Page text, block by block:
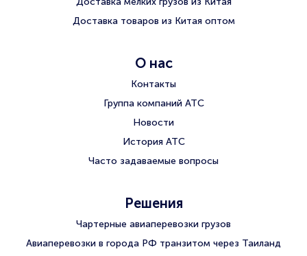
Доставка товаров из Китая оптом
О нас
Контакты
Группа компаний АТС
Новости
История АТС
Часто задаваемые вопросы
Решения
Чартерные авиаперевозки грузов
Авиаперевозки в города РФ транзитом через Таиланд